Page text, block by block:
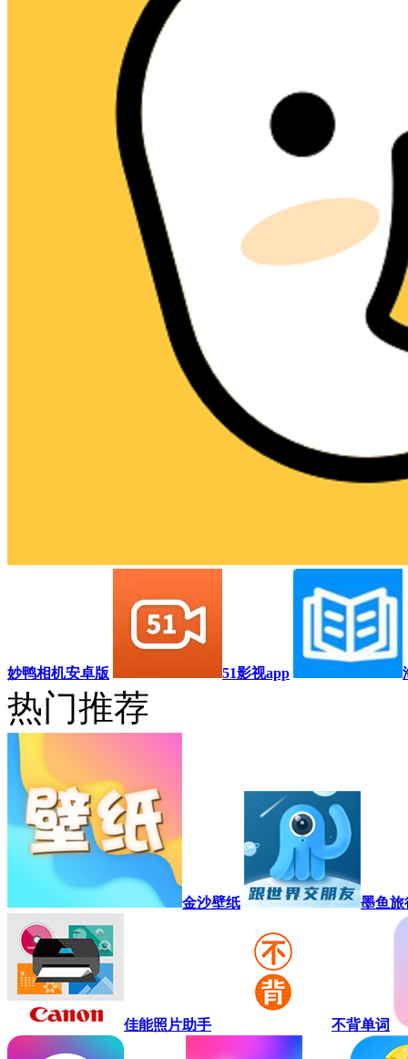
妙鸭相机安卓版 51影视app
热门推荐
金沙壁纸 墨鱼旅
佳能照片助手 不背单词